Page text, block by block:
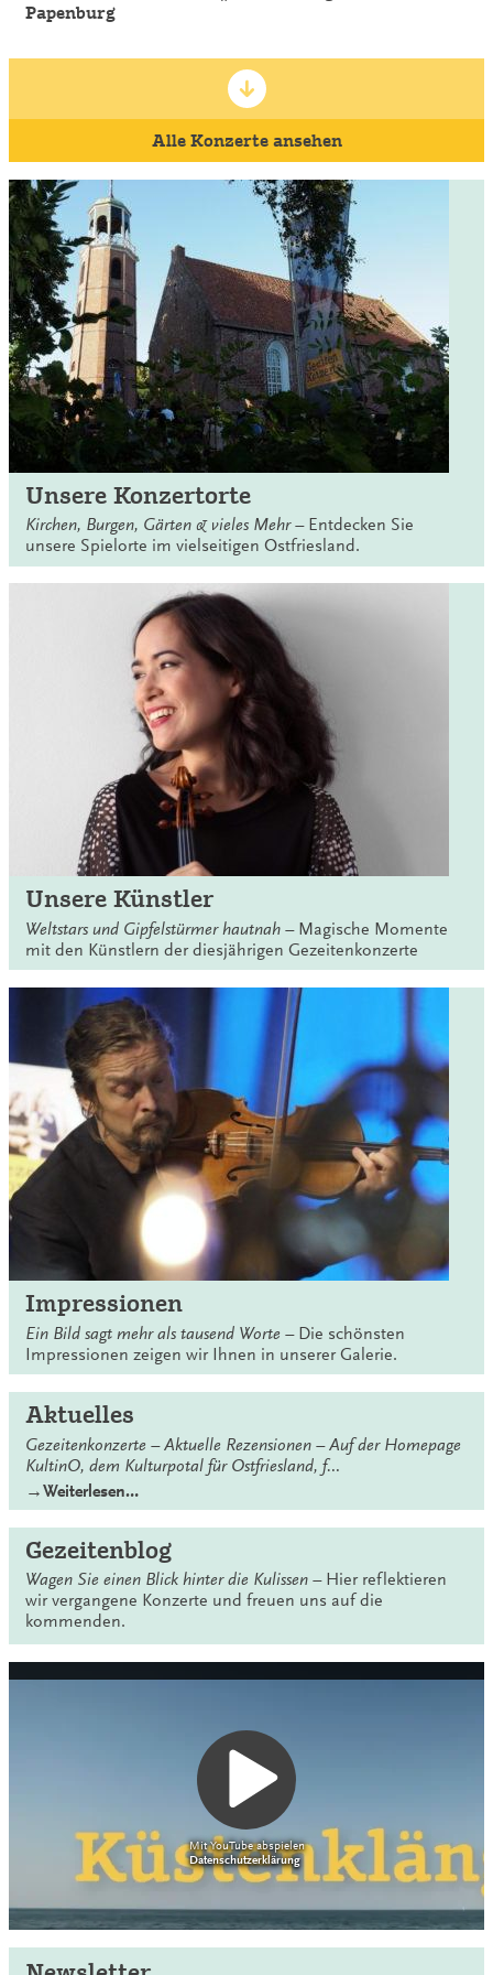
Papenburg
„SingBach“ Abschlusskonzert Emden
Di29.09.2026
Gezeitenkonzerte-Film „Küstenklänge“ im Kino
Aurich
Di06.10.202619:00 Uhr
Gipfelstürmer: MANTRA
Aurich – Landschaftsforum
Mi07.10.202619:00 Uhr
Gipfelstürmer: MANTRA
Bunderhee – Steinhaus
Di 27.10.202619:00 Uhr
Martha High & Band
Bunderhee – Tammenshof
15:00 Uhr
Toni Geiling & Das Wolkenorchester
Aurich – Landschaftsforum
19:00 Uhr
Aurich – Landschaftsforum
05.12.202619:00 Uhr
Malte Viefs Kammer „Winter“
Aurich – Landschaftsforum
Alle Konzerte ansehen
Unsere Konzertorte
Kirchen, Burgen, Gärten & vieles Mehr –Entdecken Sie
unsere Spielorte im vielseitigen Ostfriesland.
Unsere Künstler
Weltstars und Gipfelstürmer hautnah –Magische Momente
mit den Künstlern der diesjährigen Gezeitenkonzerte
Impressionen
Ein Bild sagt mehr als tausend Worte –Die schönsten
Impressionen zeigen wir Ihnen in unserer Galerie.
Aktuelles
Gezeitenkonzerte – Aktuelle Rezensionen – Auf der Homepage
KultinO, dem Kulturpotal für Ostfriesland, f…
→Weiterlesen…
Gezeitenblog
Wagen Sie einen Blick hinter die Kulissen – Hier reflektieren
wir vergangene Konzerte und freuen uns auf die
kommenden.
Mit YouTube abspielen
Datenschutzerklärung